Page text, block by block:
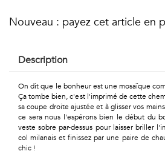
Métiers
motifs
Urbain
Nouveau : payez cet article en
Description
On dit que le bonheur est une mosaïque
Ça tombe bien, c'est l'imprimé de cette
sa coupe droite ajustée et à glisser vos
ce sera nous l'espérons bien le début du
veste sobre par-dessus pour laisser briller
col milanais et finissez par une paire de
chic !